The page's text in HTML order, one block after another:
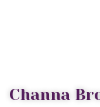
Channa